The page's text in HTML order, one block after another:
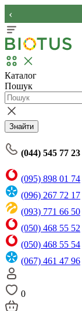
‹
Каталог
Пошук
Знайти
(044) 545 77 23
(095) 898 01 74
(096) 267 72 17
(093) 771 66 50
(050) 468 55 52
(050) 468 55 54
(067) 461 47 96
0